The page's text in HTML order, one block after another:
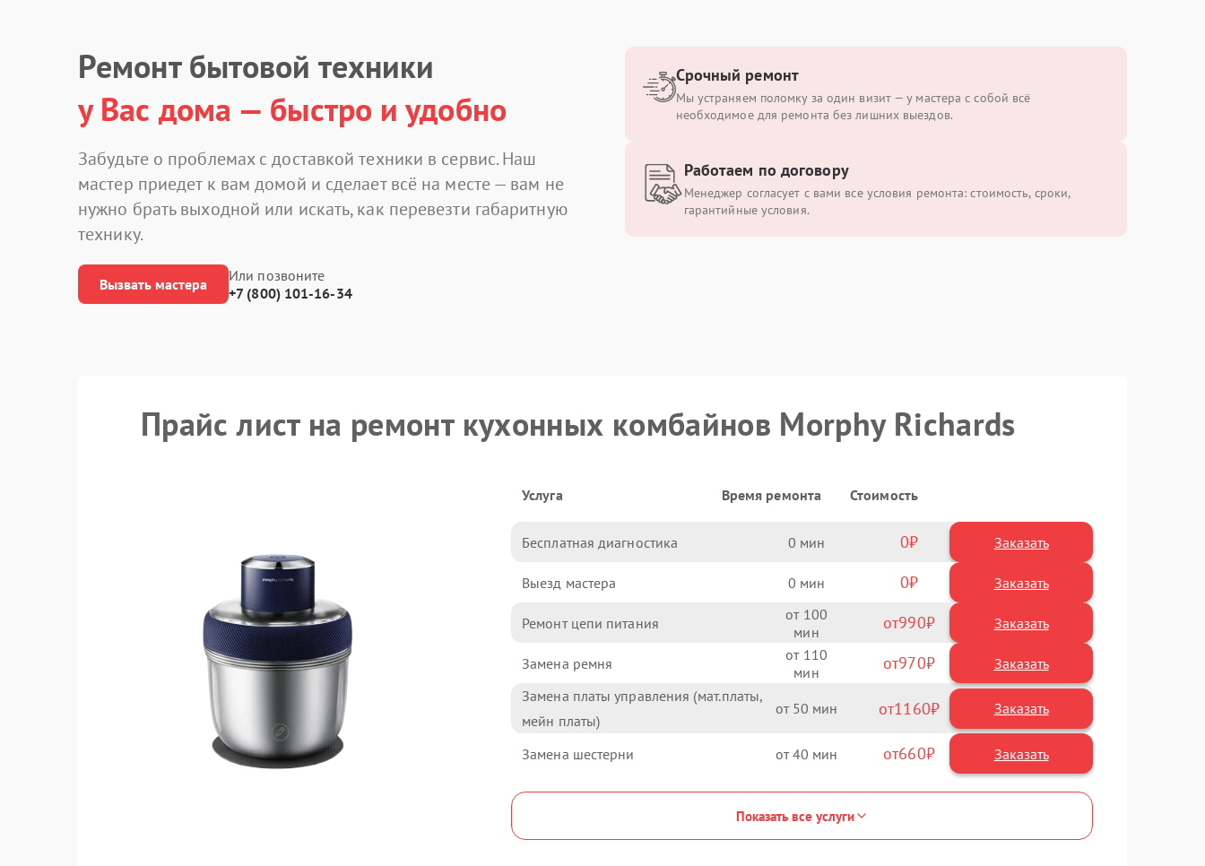
Ремонт бытовой техники
у Вас дома — быстро и удобно
Забудьте о проблемах с доставкой техники в сервис. Наш
мастер приедет к вам домой и сделает всё на месте — вам не
нужно брать выходной или искать, как перевезти габаритную
технику.
Вызвать мастера
Или позвоните
+7 (800) 101-16-34
Срочный ремонт
Мы устраняем поломку за один визит — у мастера с собой всё
необходимое для ремонта без лишних выездов.
Работаем по договору
Менеджер согласует с вами все условия ремонта: стоимость, сроки,
гарантийные условия.
Прайс лист на ремонт кухонных комбайнов Morphy Richards
Услуга Время ремонта Стоимость
Бесплатная диагностика 0 0 Заказать
Выезд мастера 0 0 Заказать
Ремонт цепи питания 100 990
Замена ремня 110 970
Замена платы управления (мат.платы,
мейн платы)
50 1160
Замена шестерни 40 660
Показать все услуги